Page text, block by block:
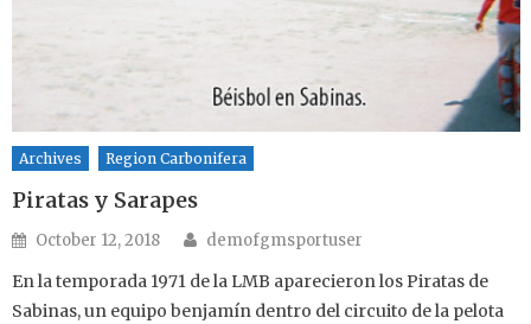
Archives Region Carbonifera
Piratas y Sarapes
Posted on
October 12, 2018 Author
demofgmsportuser
En la temporada 1971 de la LMB aparecieron los Piratas de
Sabinas, un equipo benjamín dentro del circuito de la pelota